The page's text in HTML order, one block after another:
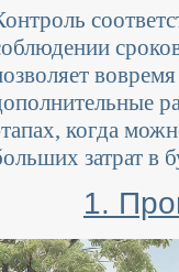
когда
затрат в
1.